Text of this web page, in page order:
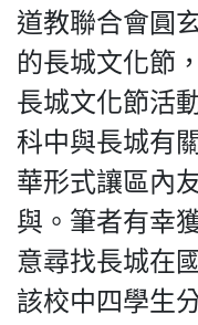
Silent
Majority
For
HK.
All
rights
reserved.
道教聯合會圓
的長城文化節
長城文化節活
科中與長城有
華形式讓區內
與。筆者有幸
意尋找長城在
該校中四學生